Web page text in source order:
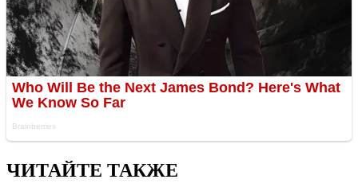
ЧИТАЙТЕ ТАКЖЕ